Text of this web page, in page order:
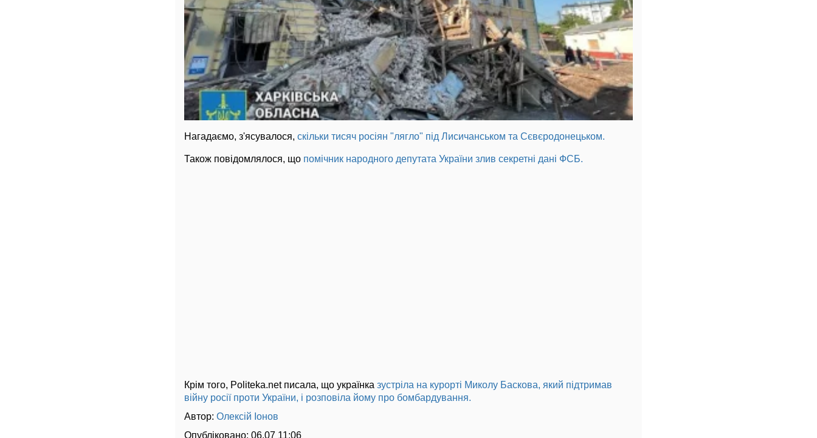
Нагадаємо, з'ясувалося, скільки тисяч росіян "лягло" під Лисичанськом та Сєвєродонецьком.
Також повідомлялося, що помічник народного депутата України злив секретні дані ФСБ.
Крім того, Politeka.net писала, що українка зустріла на курорті Миколу Баскова, який підтримав
війну росії проти України, і розповіла йому про бомбардування.
Автор: Олексій Іонов
Опубліковано: 06.07 11:06